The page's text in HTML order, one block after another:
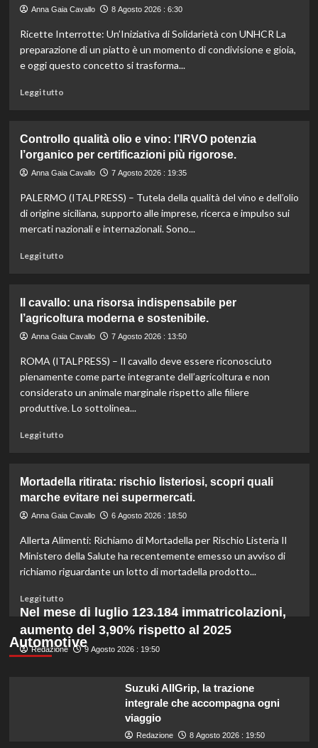
investe
milioni
per
valorizzare
Anna Gaia Cavallo 8 Agosto 2026 : 6:30
Ricette Interrotte: Un’Iniziativa di Solidarietà con UNHCR La
preparazione di un piatto è un momento di condivisione e gioia,
e oggi questo concetto si trasforma...
Leggi tuttoLeggi
Marco
Bianchi:
“Ricette
come
le
vite
umanitari”.
Controllo qualità olio e vino: l’IRVO potenzia
l’organico per certificazioni più rigorose.
Anna Gaia Cavallo 7 Agosto 2026 : 19:35
PALERMO (ITALPRESS) – Tutela della qualità del vino e dell’olio
di origine siciliana, supporto alle imprese, ricerca e impulso sui
mercati nazionali e internazionali. Sono...
Leggi tuttoLeggi
Controllo
qualità
olio
vino:
l’IRVO
potenzia
per
Il cavallo: una risorsa indispensabile per
l’agricoltura moderna e sostenibile.
Anna Gaia Cavallo 7 Agosto 2026 : 13:50
ROMA (ITALPRESS) – Il cavallo deve essere riconosciuto
pienamente come parte integrante dell’agricoltura e non
considerato un animale marginale rispetto alle filiere
produttive. Lo sottolinea...
Leggi tuttoLeggi
Il
cavallo:
una
indispensabile
per
l’agricoltura
sostenibile.
Mortadella ritirata: rischio listeriosi, scopri quali
marche evitare nei supermercati.
Anna Gaia Cavallo 6 Agosto 2026 : 18:50
Allerta Alimenti: Richiamo di Mortadella per Rischio Listeria Il
Ministero della Salute ha recentemente emesso un avviso di
richiamo riguardante un lotto di mortadella prodotto...
Leggi tuttoLeggi
di
su
Mortadella
Automotive
Nel mese di luglio 123.184 immatricolazioni,
aumento del 3,90% rispetto al 2025
Redazione 9 Agosto 2026 : 19:50
Suzuki AllGrip, la trazione
integrale che accompagna ogni
viaggio
Redazione 8 Agosto 2026 : 19:50